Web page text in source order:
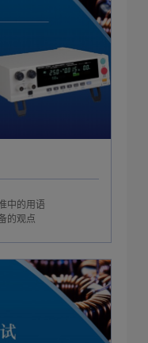
中的用语
的观点